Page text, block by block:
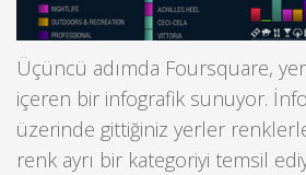
Üçüncü adımda Foursquare,
içeren bir infografik sunuyor.
üzerinde gittiğiniz yerler
renk ayrı bir kategoriyi temsil